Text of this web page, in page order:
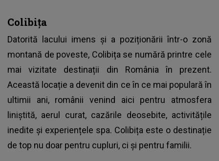
Colibița
Datorită lacului imens și a poziționării într-o zonă
montană de poveste, Colibița se numără printre cele
mai vizitate destinații din România în prezent.
Această locație a devenit din ce în ce mai populară în
ultimii ani, românii venind aici pentru atmosfera
liniștită, aerul curat, cazările deosebite, activitățile
inedite și experiențele spa. Colibița este o destinație
de top nu doar pentru cupluri, ci și pentru familii.